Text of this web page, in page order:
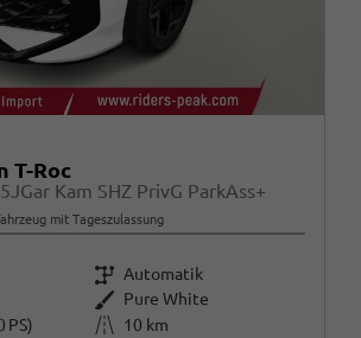
T-Roc
Kam SHZ PrivG ParkAss+
mit Tageszulassung
Getriebe Automatik
Außenfarbe Pure White
PS) Kilometerstand
10 km